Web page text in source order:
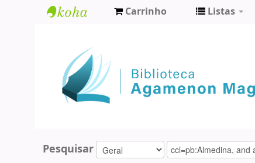
Agamenon
Magalhães
Carrinho Listas
Pesquisar